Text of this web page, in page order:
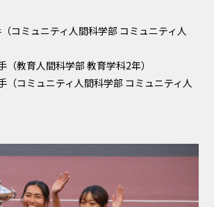
コミュニティ人間科学部 コミュニティ人
教育人間科学部 教育学科2年）
コミュニティ人間科学部 コミュニティ人